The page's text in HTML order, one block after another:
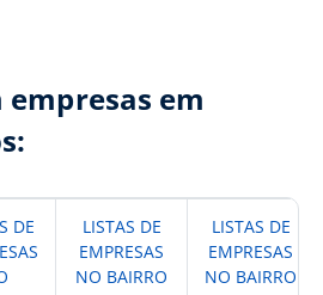
em
DE
LISTAS DE
EMPRESAS
NO BAIRRO
LISTAS DE
EMPRESAS
NO BAIRRO